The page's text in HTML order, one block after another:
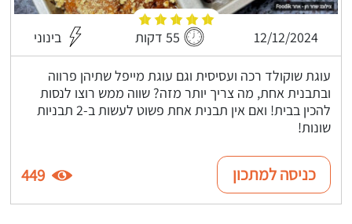
12/12/2024 55 דקות בינוני
עוגת שוקולד רכה ועסיסית וגם עוגת מייפל שתיהן פרווה
ובתבנית אחת, מה צריך יותר מזה? שווה ממש רוצו לנסות
להכין בבית! ואם אין תבנית אחת פשוט לעשות ב-2 תבניות
שונות!
כניסה למתכון 449